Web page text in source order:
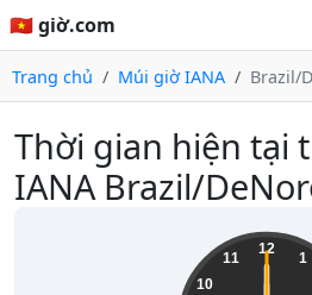
🇻🇳 giờ.com
Trang chủ Múi giờ IANA Brazil/
Thời gian hiện tại
IANA Brazil/
12
1
10
11